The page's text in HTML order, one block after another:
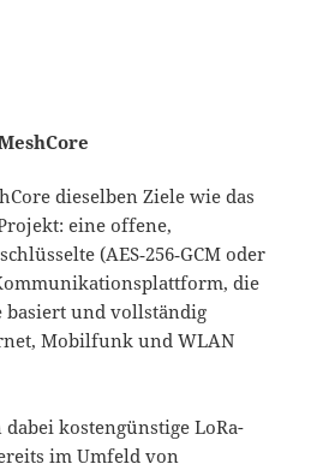
dieselben Ziele wie das
eine offene,
(AES‑256‑GCM oder
die
basiert und vollständig
Mobilfunk und WLAN
kostengünstige LoRa-
im Umfeld von